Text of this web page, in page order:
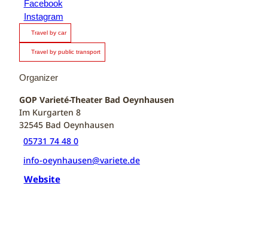
Facebook
Instagram
Travel by car
Travel by public transport
Organizer
GOP Varieté-Theater Bad Oeynhausen
Im Kurgarten 8
32545 Bad Oeynhausen
05731 74 48 0
info-oeynhausen@variete.de
Website